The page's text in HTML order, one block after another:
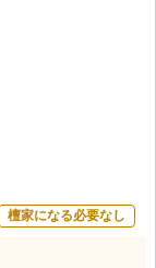
檀家になる必要なし